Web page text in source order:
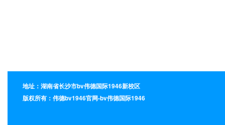
地址：湖南省长沙市bv伟德国际1946新校区
版权所有：伟德bv1946官网-bv伟德国际1946